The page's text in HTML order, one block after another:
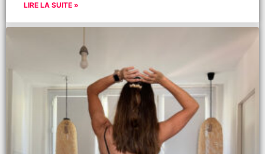
LIRE LA SUITE »